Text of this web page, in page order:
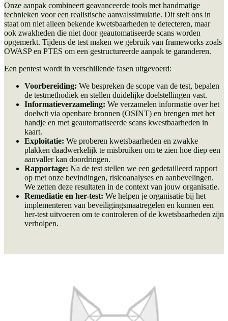
Onze aanpak combineert geavanceerde tools met handmatige
technieken voor een realistische aanvalssimulatie. Dit stelt ons in
staat om niet alleen bekende kwetsbaarheden te detecteren, maar
ook zwakheden die niet door geautomatiseerde scans worden
opgemerkt. Tijdens de test maken we gebruik van frameworks zoals
OWASP en PTES om een gestructureerde aanpak te garanderen.
Een pentest wordt in verschillende fasen uitgevoerd:
Voorbereiding: We bespreken de scope van de test, bepalen
de testmethodiek en stellen duidelijke doelstellingen vast.
Informatieverzameling: We verzamelen informatie over het
doelwit via openbare bronnen (OSINT) en brengen met het
handje en met geautomatiseerde scans kwestbaarheden in
kaart.
Exploitatie: We proberen kwetsbaarheden en zwakke
plakken daadwerkelijk te misbruiken om te zien hoe diep een
aanvaller kan doordringen.
Rapportage: Na de test stellen we een gedetailleerd rapport
op met onze bevindingen, risicoanalyses en aanbevelingen.
We zetten deze resultaten in de context van jouw organisatie.
Remediatie en her-test: We helpen je organisatie bij het
implementeren van beveiligingsmaatregelen en kunnen een
her-test uitvoeren om te controleren of de kwetsbaarheden zijn
verholpen.